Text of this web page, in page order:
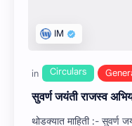
सुवर्ण जयंती राजस्व
थोडक्यात माहिती :- सुवर्ण जयंती